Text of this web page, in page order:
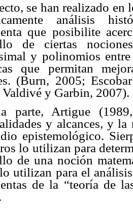
se han realizado
análisis
que posibilite
de ciertas
y polinomios
que permitan
(Burn, 2005;
Valdivé y Garbin, 2007).
parte, Artigue
y alcances, y
epistemológico.
lo utilizan para
de una noción
utilizan para el
de la “teoría de